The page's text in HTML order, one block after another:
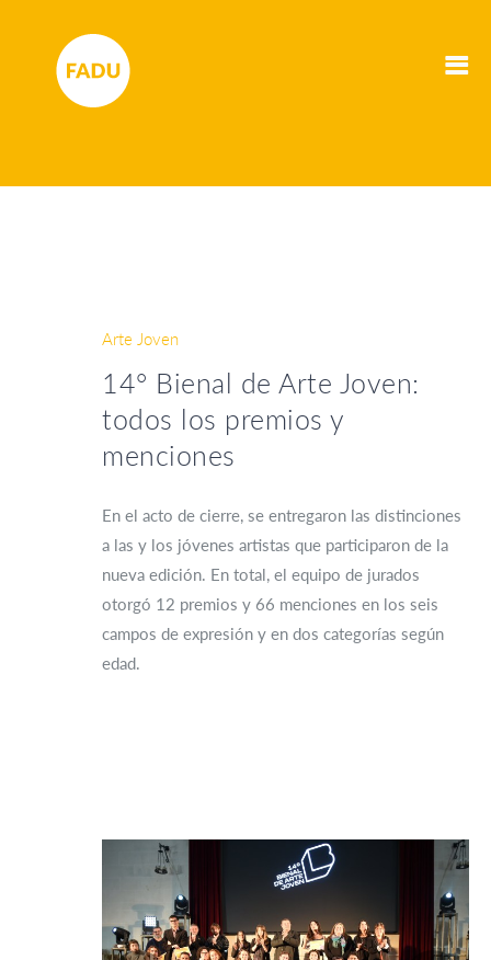
Arte Joven
14° Bienal de Arte Joven:
todos los premios y
menciones
En el acto de cierre, se entregaron las distinciones
a las y los jóvenes artistas que participaron de la
nueva edición. En total, el equipo de jurados
otorgó 12 premios y 66 menciones en los seis
campos de expresión y en dos categorías según
edad.